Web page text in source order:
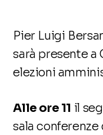
Pier Luigi
sarà presente a
elezioni
Alle ore 11 il
sala conferenze